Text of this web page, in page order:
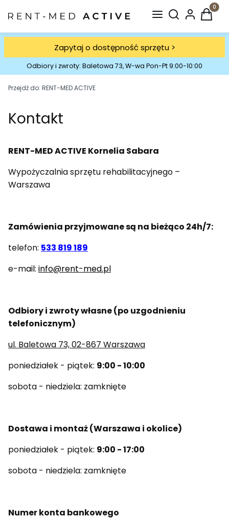
Otwórz
Zapytaj o dostępność sprzętu >
Odbiory i zwroty: Baletowa 73, W-wa Pon-Pt 9:00-10:00
Przejdź do: RENT-MED ACTIVE
Kontakt
RENT-MED ACTIVE Kornelia Sabara
Wypożyczalnia sprzętu rehabilitacyjnego –
Warszawa
Zamówienia przyjmowane są na bieżąco 24h/7:
telefon: 533 819 189
e-mail: info@rent-med.pl
Odbiory i zwroty własne (po uzgodnieniu
telefonicznym)
ul. Baletowa 73, 02-867 Warszawa
poniedziałek - piątek: 9:00 - 10:00
sobota - niedziela: zamknięte
Dostawa i montaż (Warszawa i okolice)
poniedziałek - piątek: 9:00 - 17:00
sobota - niedziela: zamknięte
Numer konta bankowego